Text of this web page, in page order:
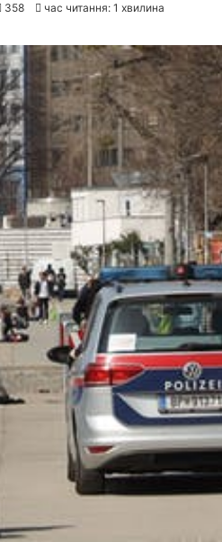
358 час читання: 1 хвилина